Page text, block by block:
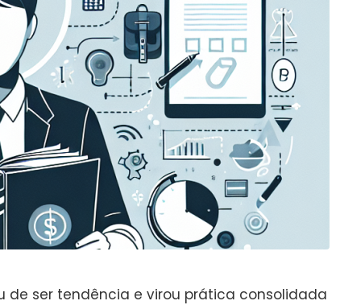
de ser tendência e virou prática consolidada